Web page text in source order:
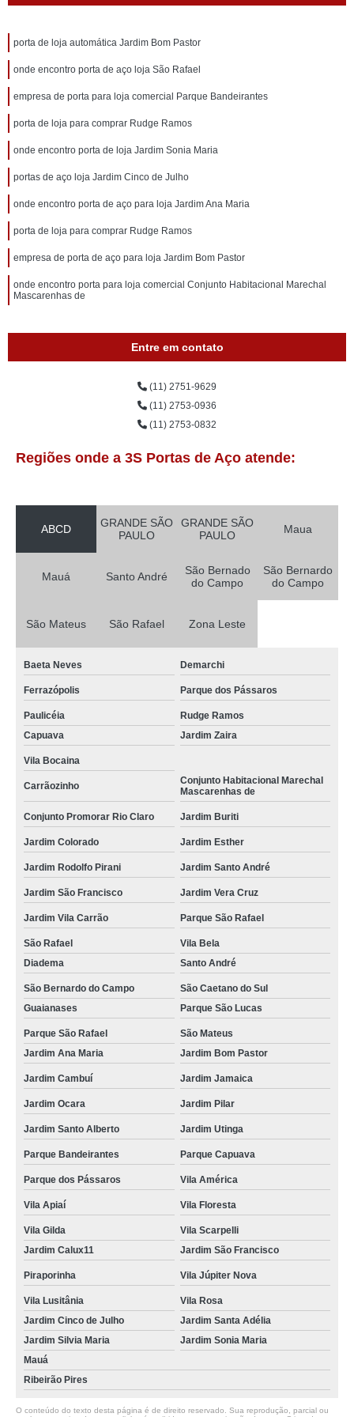
porta de loja automática Jardim Bom Pastor
onde encontro porta de aço loja São Rafael
empresa de porta para loja comercial Parque Bandeirantes
porta de loja para comprar Rudge Ramos
onde encontro porta de loja Jardim Sonia Maria
portas de aço loja Jardim Cinco de Julho
onde encontro porta de aço para loja Jardim Ana Maria
porta de loja para comprar Rudge Ramos
empresa de porta de aço para loja Jardim Bom Pastor
onde encontro porta para loja comercial Conjunto Habitacional Marechal
Mascarenhas de
Entre em contato
(11) 2751-9629
(11) 2753-0936
(11) 2753-0832
Regiões onde a 3S Portas de Aço atende:
ABCD
GRANDE SÃO
PAULO
GRANDE SÃO
PAULO
Maua
Mauá Santo André
São Bernado
do Campo
São Bernardo
do Campo
São Mateus São Rafael Zona Leste
Baeta Neves Demarchi
Ferrazópolis Parque dos Pássaros
Paulicéia
Rudge Ramos
Capuava
Jardim Zaira
Vila Bocaina
Carrãozinho
Conjunto Habitacional Marechal
Mascarenhas de
Conjunto Promorar Rio Claro Jardim Buriti
Jardim Colorado Jardim Esther
Jardim Rodolfo Pirani Jardim Santo André
Jardim São Francisco Jardim Vera Cruz
Jardim Vila Carrão Parque São Rafael
São Rafael
Vila Bela
Diadema
Santo André
São Bernardo do Campo
São Caetano do Sul
Guaianases
Parque São Lucas
Parque São Rafael
São Mateus
Jardim Ana Maria
Jardim Bom Pastor
Jardim Cambuí Jardim Jamaica
Jardim Ocara Jardim Pilar
Jardim Santo Alberto Jardim Utinga
Parque Bandeirantes Parque Capuava
Parque dos Pássaros Vila América
Vila Apiaí Vila Floresta
Vila Gilda
Vila Scarpelli
Jardim Calux11
Jardim São Francisco
Piraporinha Vila Júpiter Nova
Vila Lusitânia
Vila Rosa
Jardim Cinco de Julho
Jardim Santa Adélia
Jardim Silvia Maria
Jardim Sonia Maria
Mauá
Ribeirão Pires
O conteúdo do texto desta página é de direito reservado. Sua reprodução, parcial ou